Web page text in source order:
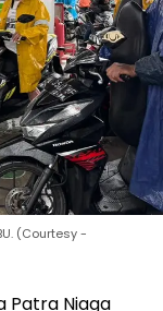
(Courtesy -
Patra Niaga